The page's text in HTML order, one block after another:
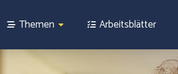
Themen Arbeitsblätter